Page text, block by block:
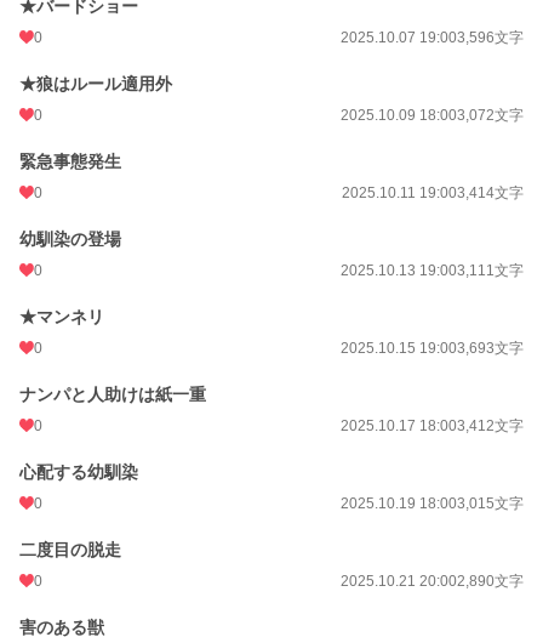
★バードショー
0 2025.10.07 19:003,596文字
★狼はルール適用外
0 2025.10.09 18:003,072文字
緊急事態発生
0 2025.10.11 19:003,414文字
幼馴染の登場
0 2025.10.13 19:003,111文字
★マンネリ
0 2025.10.15 19:003,693文字
ナンパと人助けは紙一重
0 2025.10.17 18:003,412文字
心配する幼馴染
0 2025.10.19 18:003,015文字
二度目の脱走
0 2025.10.21 20:002,890文字
害のある獣